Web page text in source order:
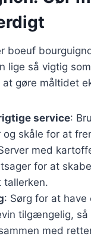
boeuf
lige så vigtig
gøre måltidet
service:
og skåle for at
med
for at
tallerken.
: Sørg for at have
tilgængelig,
med